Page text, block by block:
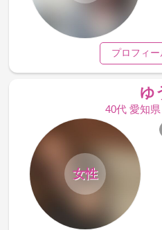
プロフィー
ゆ
40代 愛知
女性